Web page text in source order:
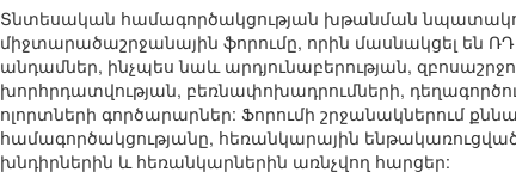
Տնտեսական համագործակցության խթանման
միջտարածաշրջանային ֆորումը, որին մասնակցել են
անդամներ, ինչպես նաև արդյունաբերության,
խորհրդատվության, բեռնափոխադրումների,
ոլորտների գործարարներ: Ֆորումի շրջանակներում
համագործակցությանը, հեռանկարային
խնդիրներին և հեռանկարներին առնչվող հարցեր: